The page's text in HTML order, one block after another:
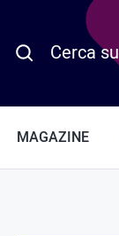
Cerca su
MAGAZINE